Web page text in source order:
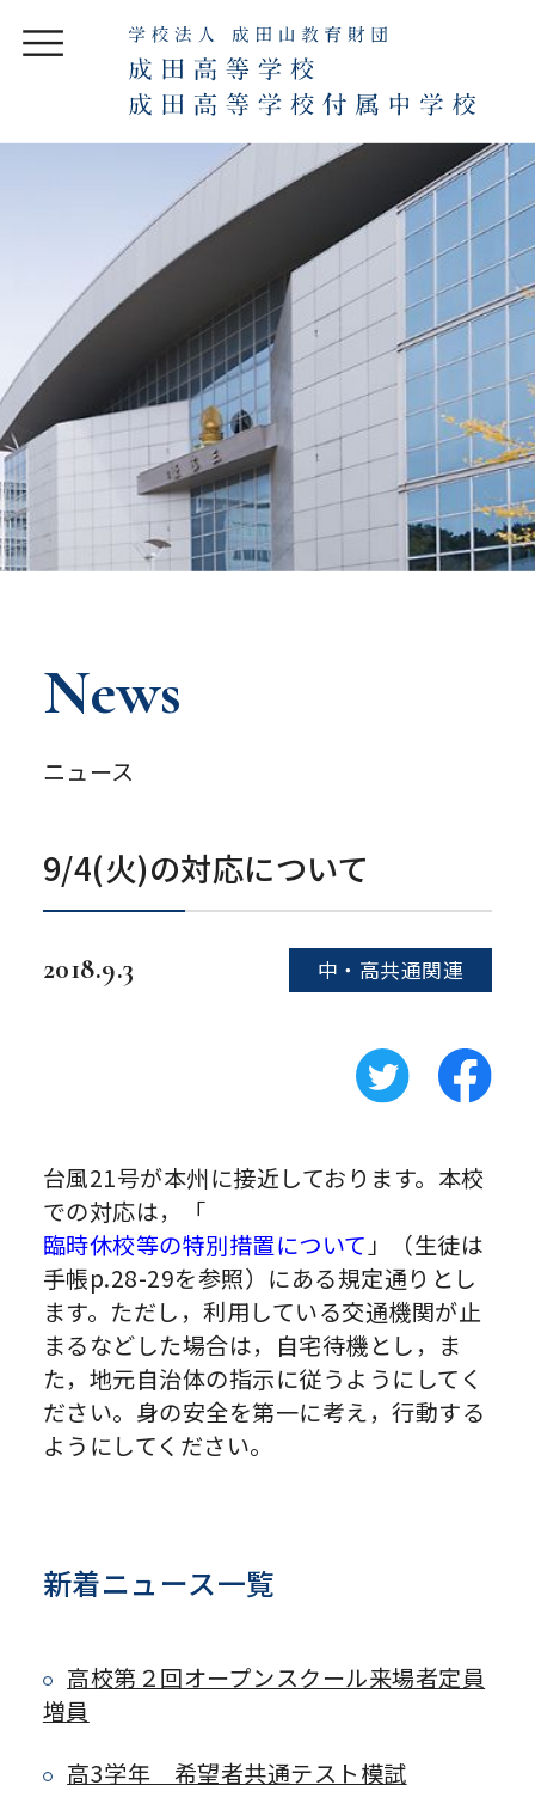
News
ニュース
9/4(火)の対応について
2018.9.3 中・高共通関連
台風21号が本州に接近しております。本校
での対応は，「
臨時休校等の特別措置について」（生徒は
手帳p.28-29を参照）にある規定通りとし
ます。ただし，利用している交通機関が止
まるなどした場合は，自宅待機とし，ま
た，地元自治体の指示に従うようにしてく
ださい。身の安全を第一に考え，行動する
ようにしてください。
新着ニュース一覧
高校第２回オープンスクール来場者定員
増員
高3学年 希望者共通テスト模試